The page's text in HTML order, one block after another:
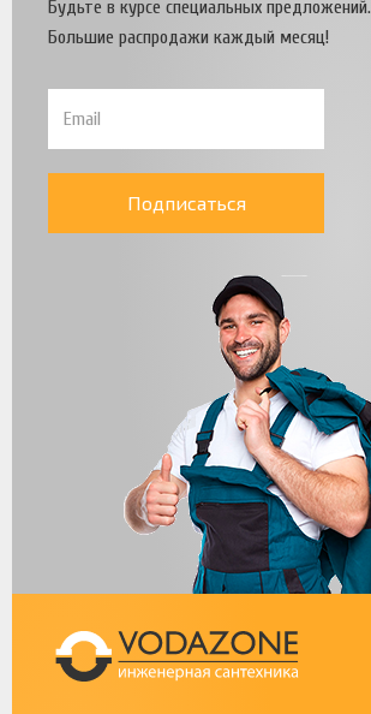
Будьте в курсе специальных предложений.
Большие распродажи каждый месяц!
Подписаться